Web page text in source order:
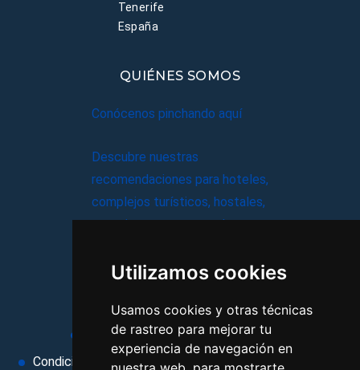
Utilizamos cookies
Usamos cookies y otras técnicas
de rastreo para mejorar tu
experiencia de navegación en
Tenerife
España
QUIÉNES SOMOS
Conócenos pinchando aquí
Descubre nuestras
recomendaciones para hoteles,
complejos turísticos, hostales,
vacaciones, paquetes de
Aviso legal
Condiciones de uso
Condiciones Generales
Ley de Viajes Combinados